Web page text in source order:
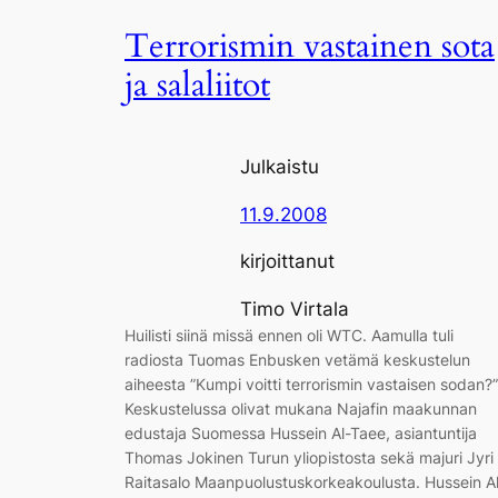
Terrorismin vastainen sota
ja salaliitot
Julkaistu
11.9.2008
kirjoittanut
Timo Virtala
Huilisti siinä missä ennen oli WTC. Aamulla tuli
radiosta Tuomas Enbusken vetämä keskustelun
aiheesta ”Kumpi voitti terrorismin vastaisen
Keskustelussa olivat mukana Najafin maakunnan
edustaja Suomessa Hussein Al-Taee, asiantuntija
Thomas Jokinen Turun yliopistosta sekä majuri Jyri
Raitasalo Maanpuolustuskorkeakoulusta. Hussein